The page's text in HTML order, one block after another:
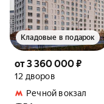
от 3 360 000 ₽
12 дворов
Речной вокзал
Кладовые в подарок